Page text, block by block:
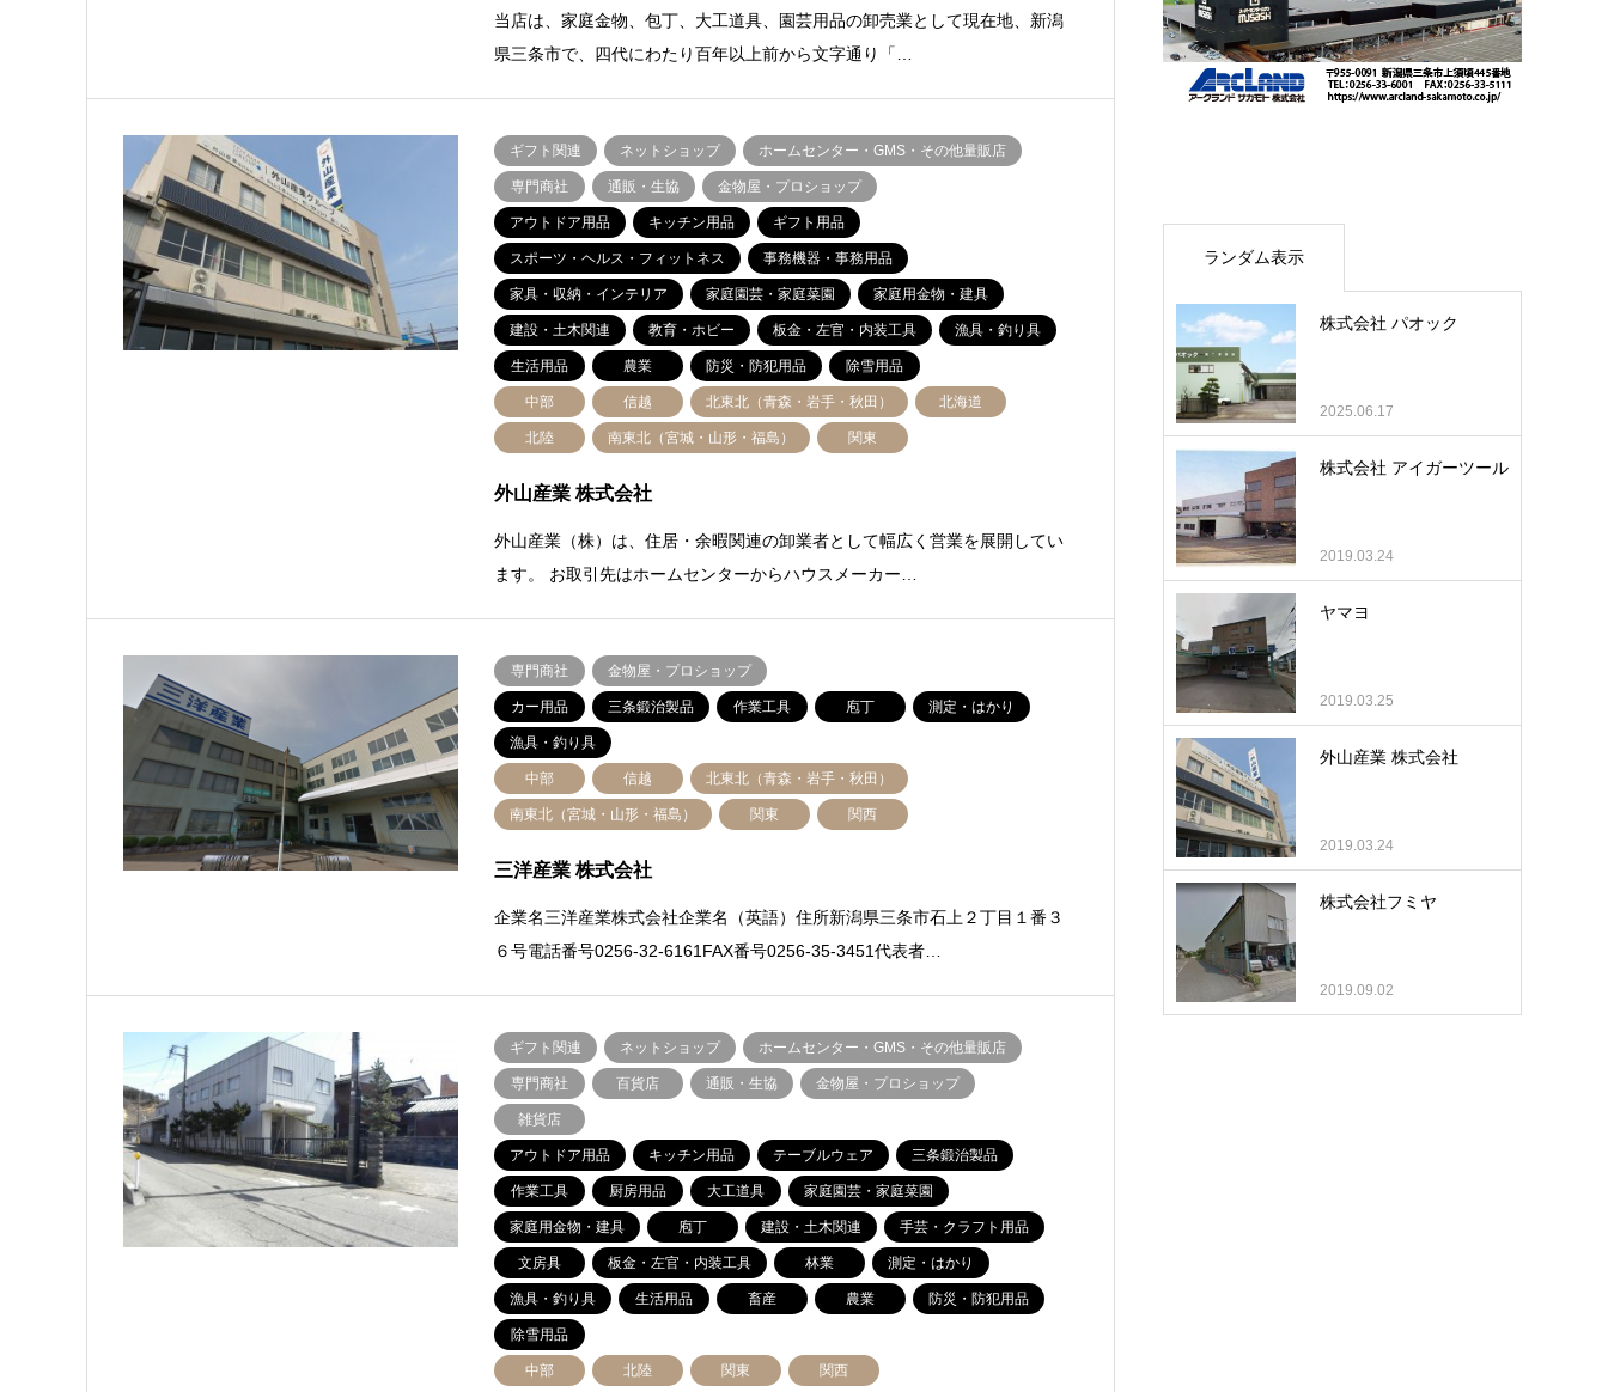
当店は、家庭金物、包丁、大工道具、園芸用品の卸売業として現在地、新潟
県三条市で、四代にわたり百年以上前から文字通り「…
ギフト関連 ネットショップ ホームセンター・GMS・その他量販店
専門商社 通販・生協 金物屋・プロショップ
アウトドア用品 キッチン用品 ギフト用品
スポーツ・ヘルス・フィットネス 事務機器・事務用品
家具・収納・インテリア 家庭園芸・家庭菜園 家庭用金物・建具
建設・土木関連 教育・ホビー 板金・左官・内装工具 漁具・釣り具
生活用品 農業 防災・防犯用品 除雪用品
中部 信越 北東北（青森・岩手・秋田） 北海道
北陸 南東北（宮城・山形・福島） 関東
外山産業 株式会社
外山産業（株）は、住居・余暇関連の卸業者として幅広く営業を展開してい
ます。 お取引先はホームセンターからハウスメーカー…
専門商社 金物屋・プロショップ
カー用品 三条鍛治製品 作業工具 庖丁 測定・はかり
漁具・釣り具
中部 信越 北東北（青森・岩手・秋田）
南東北（宮城・山形・福島） 関東 関西
三洋産業 株式会社
企業名三洋産業株式会社企業名（英語）住所新潟県三条市石上２丁目１番３
６号電話番号0256-32-6161FAX番号0256-35-3451代表者…
ギフト関連 ネットショップ ホームセンター・GMS・その他量販店
専門商社 百貨店 通販・生協 金物屋・プロショップ
雑貨店
アウトドア用品 キッチン用品 テーブルウェア 三条鍛治製品
作業工具 厨房用品 大工道具 家庭園芸・家庭菜園
家庭用金物・建具 庖丁 建設・土木関連 手芸・クラフト用品
文房具 板金・左官・内装工具 林業 測定・はかり
漁具・釣り具 生活用品 畜産 農業 防災・防犯用品
除雪用品
中部 北陸 関東 関西
ランダム表示
株式会社 パオック
2025.06.17
株式会社 アイガーツール
2019.03.24
ヤマヨ
2019.03.25
外山産業 株式会社
2019.03.24
株式会社フミヤ
2019.09.02